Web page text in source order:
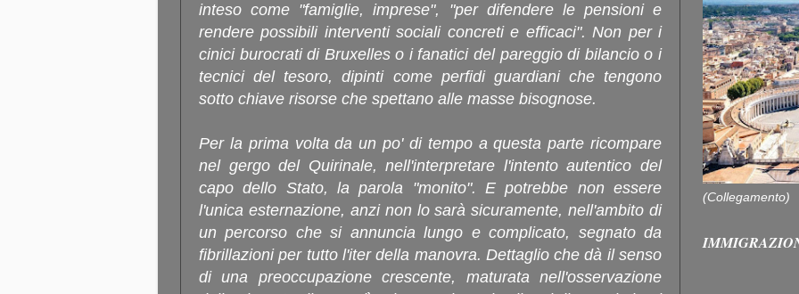
inteso come "famiglie, imprese", "per difendere le pensioni e
rendere possibili interventi sociali concreti e efficaci". Non per i
cinici burocrati di Bruxelles o i fanatici del pareggio di bilancio o i
tecnici del tesoro, dipinti come perfidi guardiani che tengono
sotto chiave risorse che spettano alle masse bisognose.
Per la prima volta da un po' di tempo a questa parte ricompare
nel gergo del Quirinale, nell'interpretare l'intento autentico del
capo dello Stato, la parola "monito". E potrebbe non essere
l'unica esternazione, anzi non lo sarà sicuramente, nell'ambito di
un percorso che si annuncia lungo e complicato, segnato da
fibrillazioni per tutto l'iter della manovra. Dettaglio che dà il senso
di una preoccupazione crescente, maturata nell'osservazione
(Collegamento)